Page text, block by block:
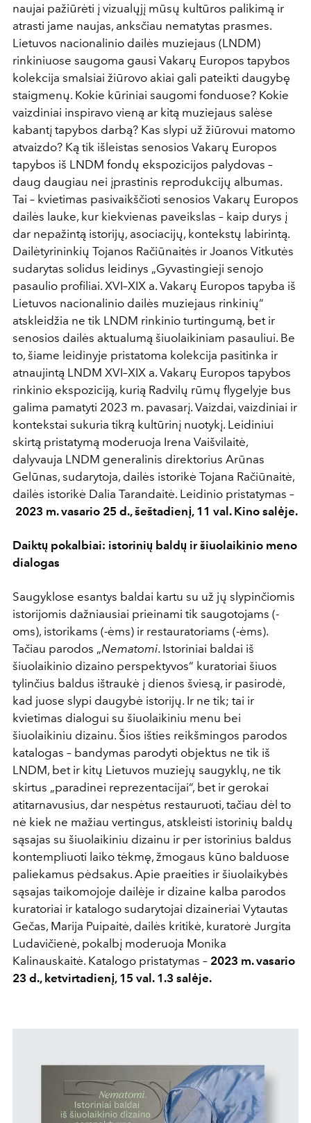
naujai pažiūrėti į vizualųjį mūsų kultūros palikimą ir
atrasti jame naujas, anksčiau nematytas prasmes.
Lietuvos nacionalinio dailės muziejaus (LNDM)
rinkiniuose saugoma gausi Vakarų Europos tapybos
kolekcija smalsiai žiūrovo akiai gali pateikti daugybę
staigmenų. Kokie kūriniai saugomi fonduose? Kokie
vaizdiniai inspiravo vieną ar kitą muziejaus salėse
kabantį tapybos darbą? Kas slypi už žiūrovui matomo
atvaizdo? Ką tik išleistas senosios Vakarų Europos
tapybos iš LNDM fondų ekspozicijos palydovas –
daug daugiau nei įprastinis reprodukcijų albumas.
Tai – kvietimas pasivaikščioti senosios Vakarų Europos
dailės lauke, kur kiekvienas paveikslas – kaip durys į
dar nepažintą istorijų, asociacijų, kontekstų labirintą.
Dailėtyrininkių Tojanos Račiūnaitės ir Joanos Vitkutės
sudarytas solidus leidinys „Gyvastingieji senojo
pasaulio profiliai. XVI–XIX a. Vakarų Europos tapyba iš
Lietuvos nacionalinio dailės muziejaus rinkinių“
atskleidžia ne tik LNDM rinkinio turtingumą, bet ir
senosios dailės aktualumą šiuolaikiniam pasauliui. Be
to, šiame leidinyje pristatoma kolekcija pasitinka ir
atnaujintą LNDM XVI–XIX a. Vakarų Europos tapybos
rinkinio ekspoziciją, kurią Radvilų rūmų flygelyje bus
galima pamatyti 2023 m. pavasarį. Vaizdai, vaizdiniai ir
kontekstai sukuria tikrą kultūrinį nuotykį. Leidiniui
skirtą pristatymą moderuoja Irena Vaišvilaitė,
dalyvauja LNDM generalinis direktorius Arūnas
Gelūnas, sudarytoja, dailės istorikė Tojana Račiūnaitė,
dailės istorikė Dalia Tarandaitė. Leidinio pristatymas –
2023 m. vasario 25 d., šeštadienį, 11 val. Kino salėje.
Daiktų pokalbiai: istorinių baldų ir šiuolaikinio meno
dialogas
Saugyklose esantys baldai kartu su už jų slypinčiomis
istorijomis dažniausiai prieinami tik saugotojams (-
oms), istorikams (-ėms) ir restauratoriams (-ėms).
Tačiau parodos „Nematomi. Istoriniai baldai iš
šiuolaikinio dizaino perspektyvos“ kuratoriai šiuos
tylinčius baldus ištraukė į dienos šviesą, ir pasirodė,
kad juose slypi daugybė istorijų. Ir ne tik; tai ir
kvietimas dialogui su šiuolaikiniu menu bei
šiuolaikiniu dizainu. Šios išties reikšmingos parodos
katalogas – bandymas parodyti objektus ne tik iš
LNDM, bet ir kitų Lietuvos muziejų saugyklų, ne tik
skirtus „paradinei reprezentacijai“, bet ir gerokai
atitarnavusius, dar nespėtus restauruoti, tačiau dėl to
nė kiek ne mažiau vertingus, atskleisti istorinių baldų
sąsajas su šiuolaikiniu dizainu ir per istorinius baldus
kontempliuoti laiko tėkmę, žmogaus kūno balduose
paliekamus pėdsakus. Apie praeities ir šiuolaikybės
sąsajas taikomojoje dailėje ir dizaine kalba parodos
kuratoriai ir katalogo sudarytojai dizaineriai Vytautas
Gečas, Marija Puipaitė, dailės kritikė, kuratorė Jurgita
Ludavičienė, pokalbį moderuoja Monika
Kalinauskaitė. Katalogo pristatymas – 2023 m. vasario
23 d., ketvirtadienį, 15 val. 1.3 salėje.